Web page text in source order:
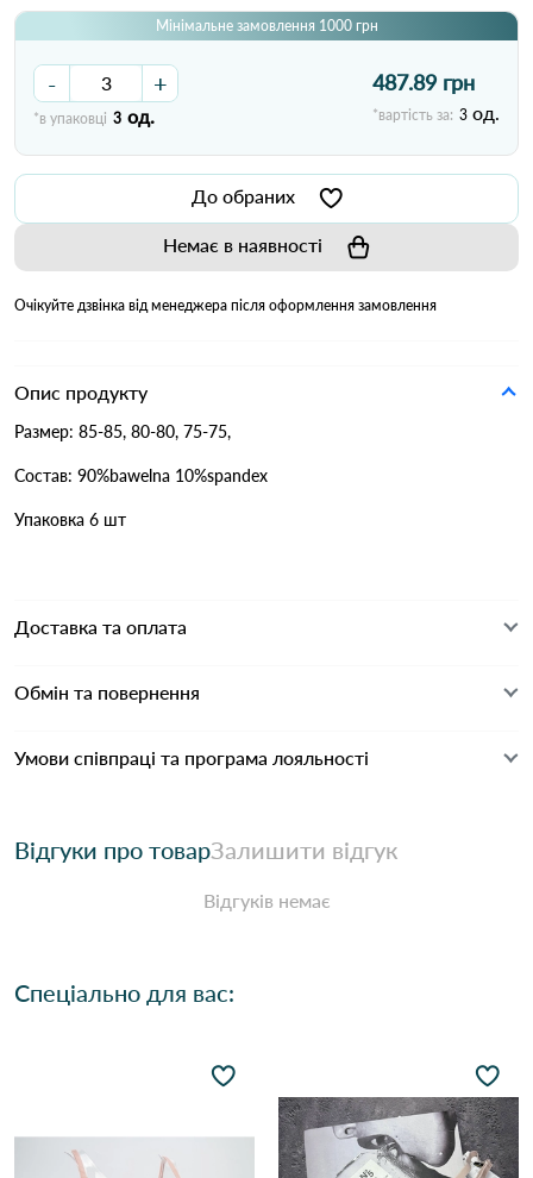
Мінімальне замовлення 1000 грн
- +
*в упаковці 3 од.
487.89 грн
*вартість за: 3 од.
До обраних
Немає в наявності
Очікуйте дзвінка від менеджера після оформлення замовлення
Опис продукту
Размер: 85-85, 80-80, 75-75,
Состав: 90%bawelna 10%spandex
Упаковка 6 шт
Доставка та оплата
Обмін та повернення
Умови співпраці та програма лояльності
Відгуки про товарЗалишити відгук
Відгуків немає
Спеціально для вас: